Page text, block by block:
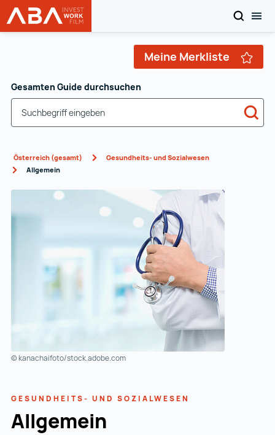
WORK in AUSTRIA
SEARCH
Gesamten Guide durchsuchen
Meine Merkliste
Österreich (gesamt)
Gesundheits- und Sozialwesen
Allgemein
© kanachaifoto/stock.adobe.com
GESUNDHEITS- UND SOZIALWESEN
Allgemein